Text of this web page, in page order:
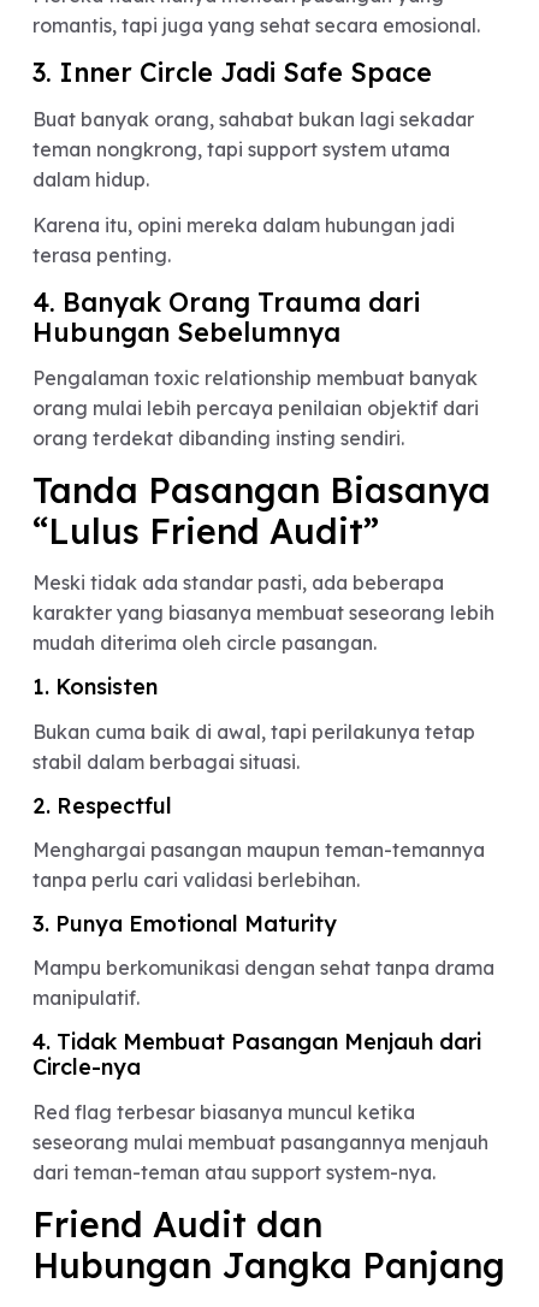
Situationship, ghosting, breadcrumbing, love
yang makin sering terjadi di era dating apps dan
media sosial.
Akibatnya, banyak orang mulai lebih hati-hati
2. Generasi Sekarang Lebih Sadar
Mental Health
Gen Z dan milenial cenderung lebih aware
terhadap toxic relationship dan emotional safety.
Mereka tidak hanya mencari pasangan yang
romantis, tapi juga yang sehat secara emosional.
3. Inner Circle Jadi Safe Space
teman nongkrong, tapi support system utama
dalam hidup.
Karena itu, opini mereka dalam hubungan jadi
4. Banyak Orang Trauma dari
Hubungan Sebelumnya
Pengalaman toxic relationship membuat banyak
orang mulai lebih percaya penilaian objektif dari
orang terdekat dibanding insting sendiri.
Tanda Pasangan
“Lulus Friend Audit”
Meski tidak ada standar pasti, ada beberapa
karakter yang biasanya membuat seseorang
mudah diterima oleh circle pasangan.
Bukan cuma baik di awal, tapi perilakunya tetap
stabil dalam berbagai situasi.